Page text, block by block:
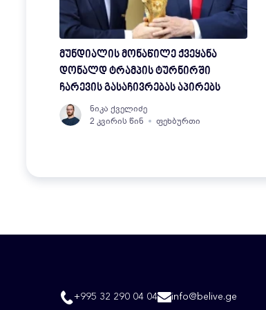
მუნდიალის მონაწილე ქვეყანა
დონალდ ტრამპის ტურნირში
ჩარევის გასაჩივრებას აპირებს
ნიკა ქველიძე
2 კვირის წინ
ფეხბურთი
+995 32 290 04 04 info@belive.ge